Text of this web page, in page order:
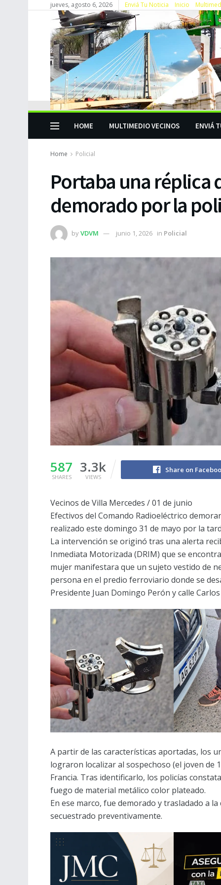
jueves, agosto 6, 2026 Enviá Tu Noticia Inicio
HOME MULTIMEDIO VECINOS ENVIÁ
Home Policial
Portaba una réplica
demorado por la
byVDVM junio 1, 2026 in Policial
587
SHARES
3.3k
VIEWS
Share on
Vecinos de Villa Mercedes / 01 de junio
Efectivos del Comando Radioeléctrico
realizado este domingo 31 de mayo por la
La intervención se originó tras una alerta
Inmediata Motorizada (DRIM) que se
mujer manifestara que un sujeto vestido de
persona en el predio ferroviario donde se
Presidente Juan Domingo Perón y calle
A partir de las características aportadas, los
lograron localizar al sospechoso (el joven de
Francia. Tras identificarlo, los policías
fuego de material metálico color plateado.
En ese marco, fue demorado y trasladado a
secuestrado preventivamente.